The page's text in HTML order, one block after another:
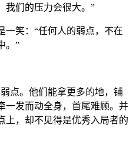
我们的压力会很大。”
一笑：“任何人的弱点，不在
。”
点。他们能拿更多的地，铺
一发而动全身，首尾难顾。并
上，却不见得是优秀入局者的